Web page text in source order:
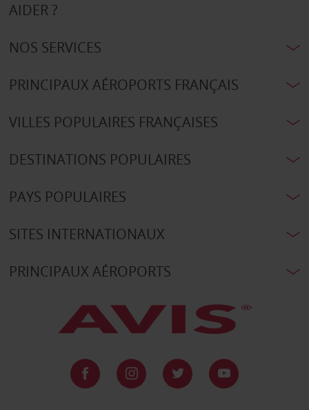
AIDER ?
NOS SERVICES
PRINCIPAUX AÉROPORTS FRANÇAIS
VILLES POPULAIRES FRANÇAISES
DESTINATIONS POPULAIRES
PAYS POPULAIRES
SITES INTERNATIONAUX
PRINCIPAUX AÉROPORTS